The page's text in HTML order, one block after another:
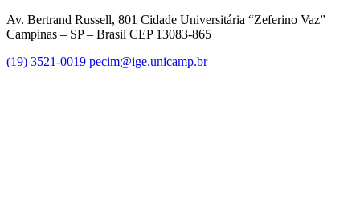
Av. Bertrand Russell, 801 Cidade Universitária “Zeferino Vaz”
Campinas – SP – Brasil CEP 13083-865
(19) 3521-0019 pecim@ige.unicamp.br